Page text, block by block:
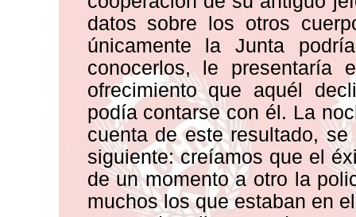
datos sobre los otros
únicamente la Junta
conocerlos, le presentaría
ofrecimiento que aquél
podía contarse con él. La
cuenta de este resultado,
siguiente: creíamos que el
de un momento a otro la
muchos los que estaban en